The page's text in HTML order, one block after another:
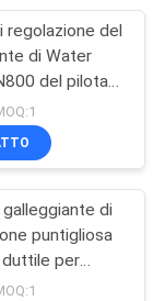
10
regolazione del
di Water
del pilota
galleggiante di
puntigliosa
per